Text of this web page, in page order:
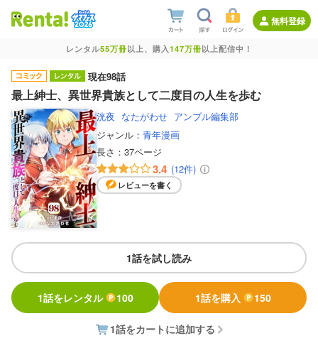
無料登録
レンタル55万冊以上、購入147万冊以上配信中！
現在98話
最上紳士、異世界貴族として二度目の人生を歩む
洸夜 なたがわせ アンブル編集部
ジャンル： 青年漫画
長さ： 37ページ
3.4 (12件)
レビューを書く
1話を試し読み
1話をレンタル 100 1話を購入 150
1話をカートに追加する